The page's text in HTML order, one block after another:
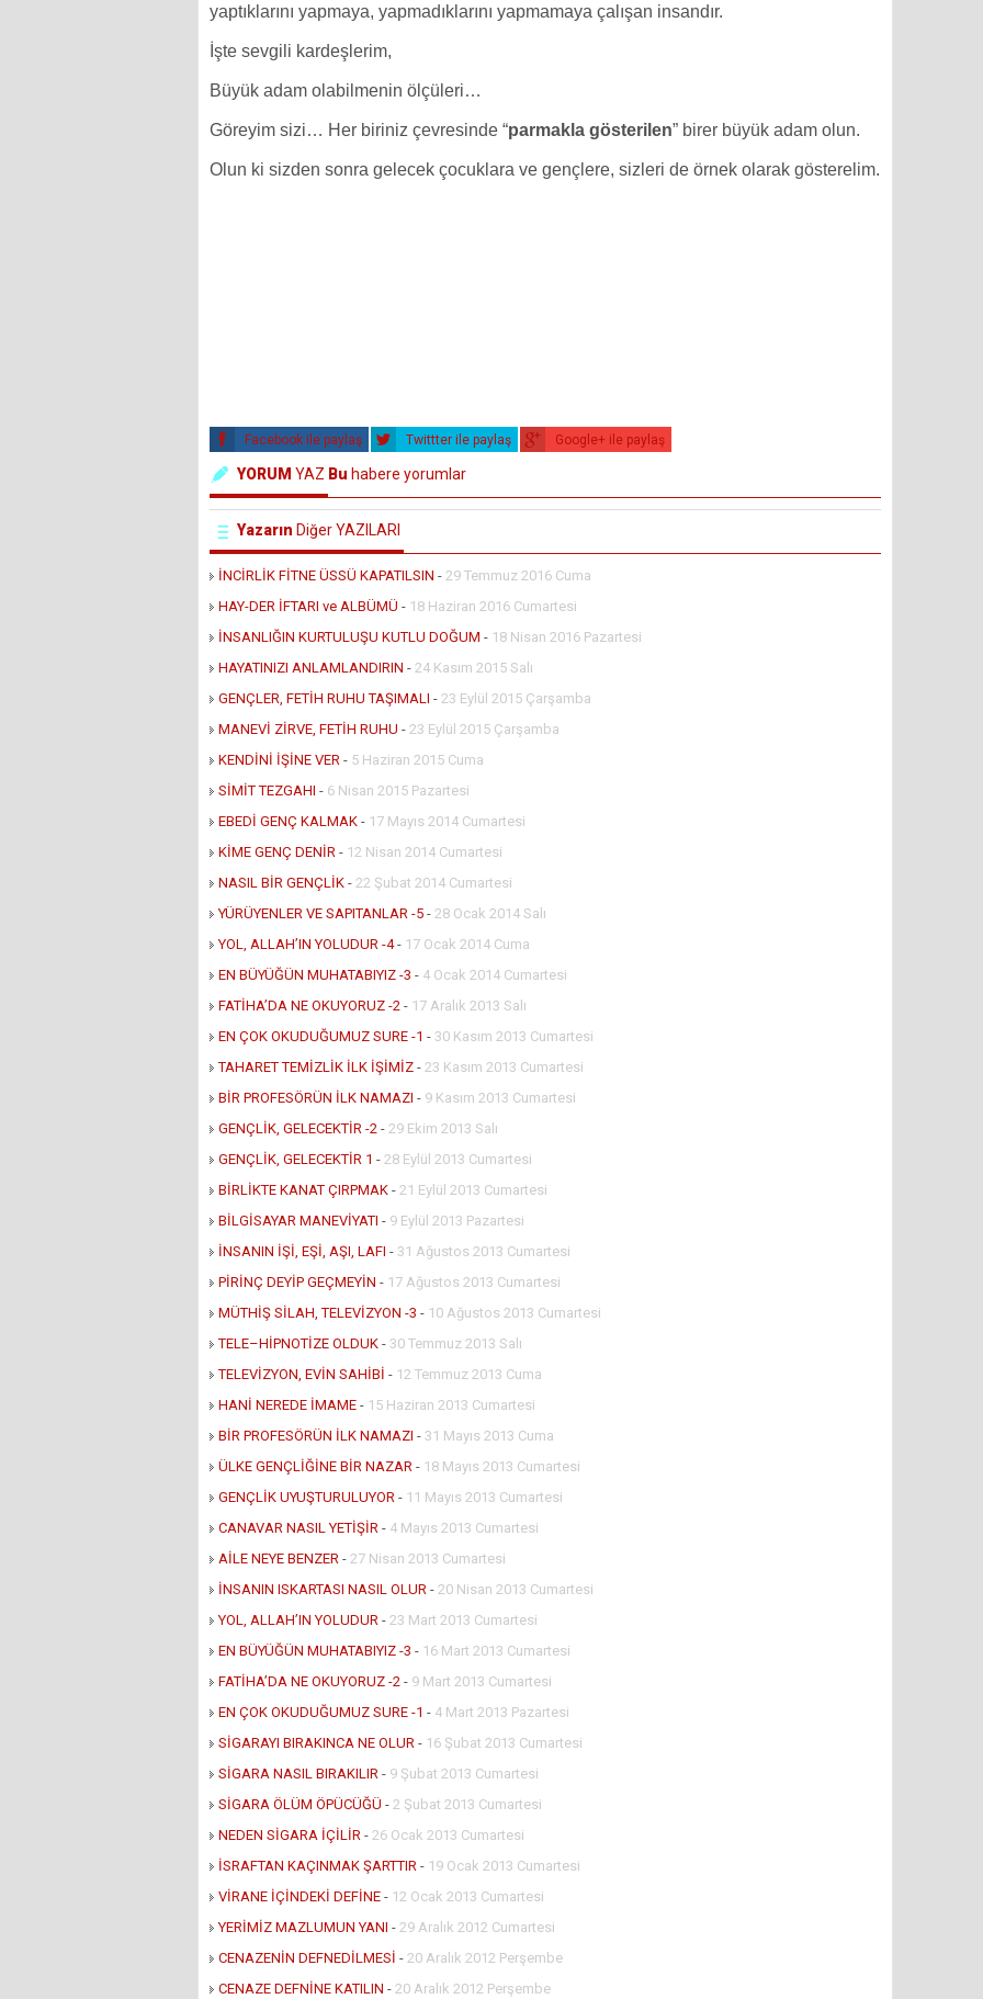
yaptıklarını yapmaya, yapmadıklarını yapmamaya çalışan insandır.
İşte sevgili kardeşlerim,
Büyük adam olabilmenin ölçüleri…
Göreyim sizi… Her biriniz çevresinde “parmakla gösterilen” birer büyük adam olun.
Olun ki sizden sonra gelecek çocuklara ve gençlere, sizleri de örnek olarak gösterelim.
Facebook ile paylaş Twittter ile paylaş Google+ ile paylaş
YORUM YAZ Bu habere yorumlar
Yazarın Diğer YAZILARI
İNCİRLİK FİTNE ÜSSÜ KAPATILSIN - 29 Temmuz 2016 Cuma
HAY-DER İFTARI ve ALBÜMÜ - 18 Haziran 2016 Cumartesi
İNSANLIĞIN KURTULUŞU KUTLU DOĞUM - 18 Nisan 2016 Pazartesi
HAYATINIZI ANLAMLANDIRIN - 24 Kasım 2015 Salı
GENÇLER, FETİH RUHU TAŞIMALI - 23 Eylül 2015 Çarşamba
MANEVİ ZİRVE, FETİH RUHU - 23 Eylül 2015 Çarşamba
KENDİNİ İŞİNE VER - 5 Haziran 2015 Cuma
SİMİT TEZGAHI - 6 Nisan 2015 Pazartesi
EBEDİ GENÇ KALMAK - 17 Mayıs 2014 Cumartesi
KİME GENÇ DENİR - 12 Nisan 2014 Cumartesi
NASIL BİR GENÇLİK - 22 Şubat 2014 Cumartesi
YÜRÜYENLER VE SAPITANLAR -5 - 28 Ocak 2014 Salı
YOL, ALLAH’IN YOLUDUR -4- 17 Ocak 2014 Cuma
EN BÜYÜĞÜN MUHATABIYIZ -3 - 4 Ocak 2014 Cumartesi
FATİHA’DA NE OKUYORUZ -2 - 17 Aralık 2013 Salı
EN ÇOK OKUDUĞUMUZ SURE -1 - 30 Kasım 2013 Cumartesi
TAHARET TEMİZLİK İLK İŞİMİZ - 23 Kasım 2013 Cumartesi
BİR PROFESÖRÜN İLK NAMAZI - 9 Kasım 2013 Cumartesi
GENÇLİK, GELECEKTİR -2 - 29 Ekim 2013 Salı
GENÇLİK, GELECEKTİR 1 - 28 Eylül 2013 Cumartesi
BİRLİKTE KANAT ÇIRPMAK - 21 Eylül 2013 Cumartesi
BİLGİSAYAR MANEVİYATI - 9 Eylül 2013 Pazartesi
İNSANIN İŞİ, EŞİ, AŞI, LAFI - 31 Ağustos 2013 Cumartesi
PİRİNÇ DEYİP GEÇMEYİN - 17 Ağustos 2013 Cumartesi
MÜTHİŞ SİLAH, TELEVİZYON -3 - 10 Ağustos 2013 Cumartesi
TELE–HİPNOTİZE OLDUK - 30 Temmuz 2013 Salı
TELEVİZYON, EVİN SAHİBİ - 12 Temmuz 2013 Cuma
HANİ NEREDE İMAME - 15 Haziran 2013 Cumartesi
BİR PROFESÖRÜN İLK NAMAZI - 31 Mayıs 2013 Cuma
ÜLKE GENÇLİĞİNE BİR NAZAR - 18 Mayıs 2013 Cumartesi
GENÇLİK UYUŞTURULUYOR - 11 Mayıs 2013 Cumartesi
CANAVAR NASIL YETİŞİR - 4 Mayıs 2013 Cumartesi
AİLE NEYE BENZER - 27 Nisan 2013 Cumartesi
İNSANIN ISKARTASI NASIL OLUR - 20 Nisan 2013 Cumartesi
YOL, ALLAH’IN YOLUDUR - 23 Mart 2013 Cumartesi
EN BÜYÜĞÜN MUHATABIYIZ -3 - 16 Mart 2013 Cumartesi
FATİHA’DA NE OKUYORUZ -2 - 9 Mart 2013 Cumartesi
EN ÇOK OKUDUĞUMUZ SURE -1 - 4 Mart 2013 Pazartesi
SİGARAYI BIRAKINCA NE OLUR - 16 Şubat 2013 Cumartesi
SİGARA NASIL BIRAKILIR - 9 Şubat 2013 Cumartesi
SİGARA ÖLÜM ÖPÜCÜĞÜ - 2 Şubat 2013 Cumartesi
NEDEN SİGARA İÇİLİR - 26 Ocak 2013 Cumartesi
İSRAFTAN KAÇINMAK ŞARTTIR - 19 Ocak 2013 Cumartesi
VİRANE İÇİNDEKİ DEFİNE - 12 Ocak 2013 Cumartesi
YERİMİZ MAZLUMUN YANI - 29 Aralık 2012 Cumartesi
CENAZENİN DEFNEDİLMESİ - 20 Aralık 2012 Perşembe
CENAZE DEFNİNE KATILIN - 20 Aralık 2012 Perşembe